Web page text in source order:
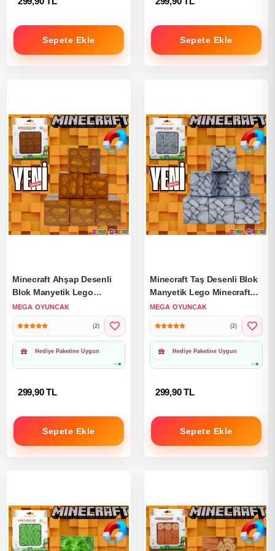
Sepete Ekle Sepete Ekle
Minecraft Ahşap Desenli
Blok Manyetik Lego
Minecraft Manyetik Lego
Minecraft Lego Megnetic
Blocks
MEGA OYUNCAK
(2)
1000₺ Üzeri Ücretsiz
Kargo
299,90 TL
Sepete Ekle
Minecraft Taş Desenli Blok
Manyetik Lego Minecraft
Manyetik Lego Minecraft
Lego Megnetic Blocks
MEGA OYUNCAK
(2)
1000₺ Üzeri Ücretsiz
Kargo
299,90 TL
Sepete Ekle